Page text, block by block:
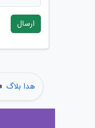
ارسال
هدا بلاگ »